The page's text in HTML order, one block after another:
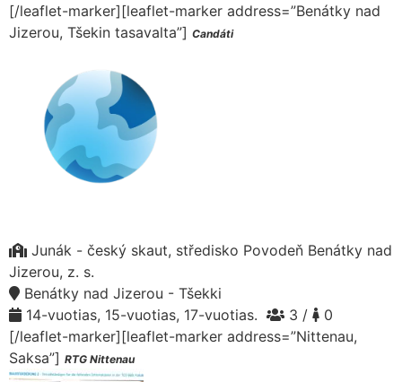
[/leaflet-marker][leaflet-marker address=”Benátky nad
Jizerou, Tšekin tasavalta”] Candáti
Junák - český skaut, středisko Povodeň Benátky nad
Jizerou, z. s.
Benátky nad Jizerou - Tšekki
14-vuotias, 15-vuotias, 17-vuotias.
3 /
0
[/leaflet-marker][leaflet-marker address=”Nittenau,
Saksa”] RTG Nittenau